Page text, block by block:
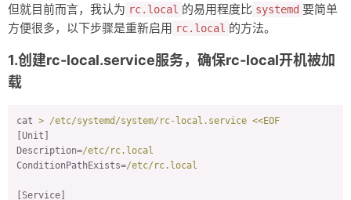
但就目前而言，我认为 rc.local 的易用程度比 systemd 要简单
方便很多，以下步骤是重新启用 rc.local 的方法。
1.创建rc-local.service服务，确保rc-local开机被加
载
cat > /etc/systemd/system/rc-local.service <<EOF
[Unit]
Description=/etc/rc.local
ConditionPathExists=/etc/rc.local
[Service]